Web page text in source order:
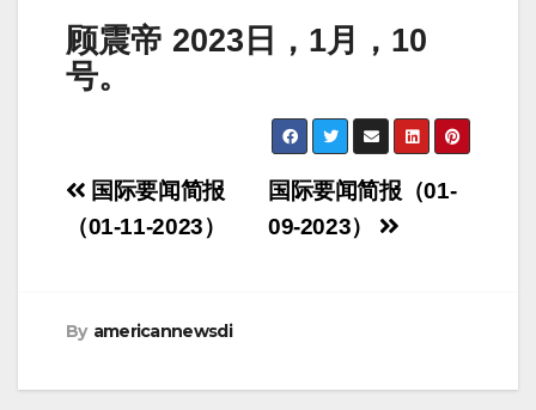
顾震帝 2023日，1月，10
号。
Post
navigation
国际要闻简报（01-
09-2023）
国际要闻简报
（01-11-2023）
By americannewsdi